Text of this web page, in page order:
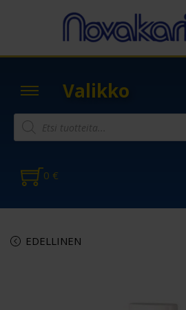
Valikko
0 €
EDELLINEN